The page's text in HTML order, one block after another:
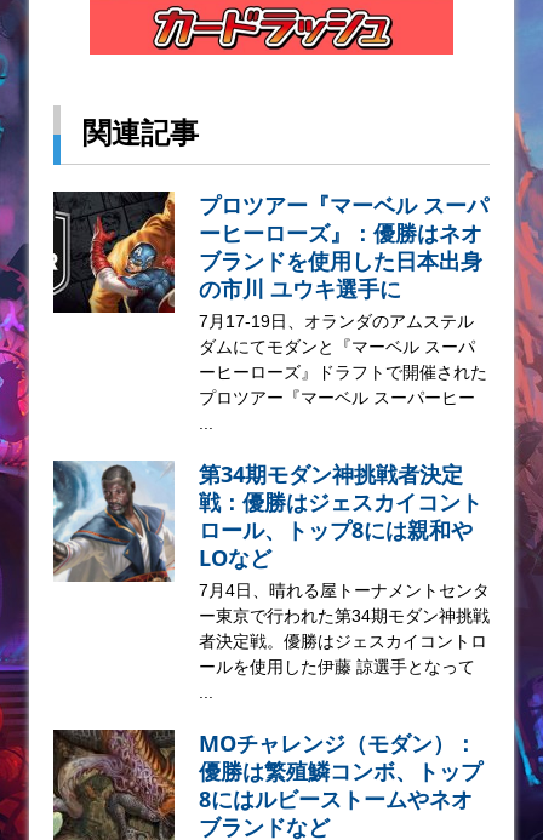
関連記事
プロツアー『マーベル スーパ
ーヒーローズ』：優勝はネオ
ブランドを使用した日本出身
の市川 ユウキ選手に
7月17-19日、オランダのアムステル
ダムにてモダンと『マーベル スーパ
ーヒーローズ』ドラフトで開催された
プロツアー『マーベル スーパーヒー
第34期モダン神挑戦者決定
戦：優勝はジェスカイコント
ロール、トップ8には親和や
LOなど
7月4日、晴れる屋トーナメントセンタ
ー東京で行われた第34期モダン神挑戦
者決定戦。優勝はジェスカイコントロ
ールを使用した伊藤 諒選手となって
MOチャレンジ（モダン）：
優勝は繁殖鱗コンボ、トップ
8にはルビーストームやネオ
ブランドなど